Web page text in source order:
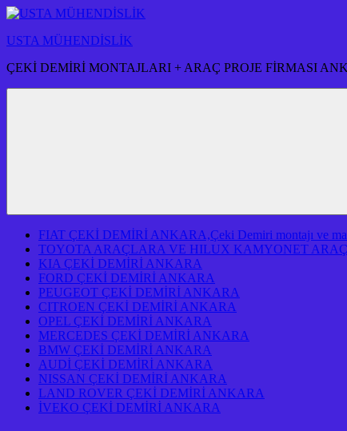
İçeriğe
USTA MÜHENDİSLİK
ÇEKİ DEMİRİ MONTAJLARI + ARAÇ PROJE FİRMASI
FIAT ÇEKİ DEMİRİ ANKARA,Çeki Demiri montajı ve
TOYOTA ARAÇLARA VE HILUX KAMYONET
KIA ÇEKİ DEMİRİ ANKARA
FORD ÇEKİ DEMİRİ ANKARA
PEUGEOT ÇEKİ DEMİRİ ANKARA
CITROEN ÇEKİ DEMİRİ ANKARA
OPEL ÇEKİ DEMİRİ ANKARA
MERCEDES ÇEKİ DEMİRİ ANKARA
BMW ÇEKİ DEMİRİ ANKARA
AUDİ ÇEKİ DEMİRİ ANKARA
NISSAN ÇEKİ DEMİRİ ANKARA
LAND ROVER ÇEKİ DEMİRİ ANKARA
İVEKO ÇEKİ DEMİRİ ANKARA